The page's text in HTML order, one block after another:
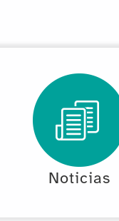
Noticias